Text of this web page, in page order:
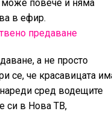
може повече и няма
в ефир.
а не просто
се, че красавицата
сред водещите
си в Нова ТВ,